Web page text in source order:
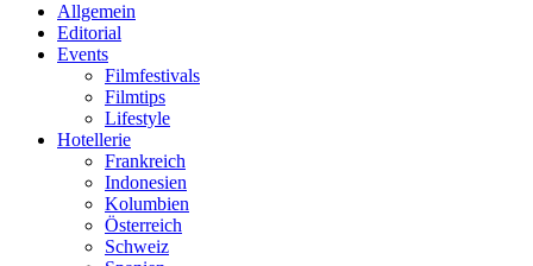
Allgemein
Editorial
Events
Filmfestivals
Filmtips
Lifestyle
Hotellerie
Frankreich
Indonesien
Kolumbien
Österreich
Schweiz